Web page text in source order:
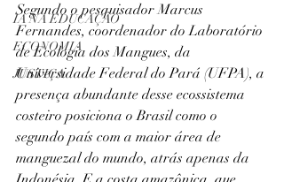
IA NA EDUCAÇÃO
ECONOMIA
JUSTIÇA
Segundo o pesquisador Marcus
Fernandes, coordenador do Laboratório
de Ecologia dos Mangues, da
Universidade Federal do Pará (UFPA), a
presença abundante desse ecossistema
costeiro posiciona o Brasil como o
segundo país com a maior área de
manguezal do mundo, atrás apenas da